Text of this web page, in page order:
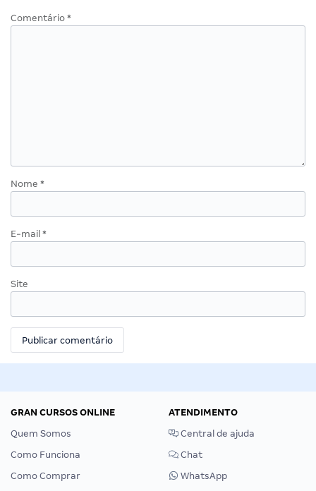
Comentário *
Nome *
E-mail *
Site
GRAN CURSOS ONLINE
Quem Somos
Como Funciona
Como Comprar
ATENDIMENTO
Central de ajuda
Chat
WhatsApp